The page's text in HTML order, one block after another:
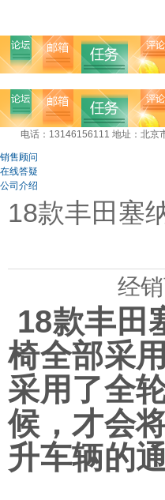
电话：13146156111 地址：北京
销售顾问
在线答疑
公司介绍
18款丰田塞
经
18款丰田
椅全部采
采用了全
候，才会
升车辆的